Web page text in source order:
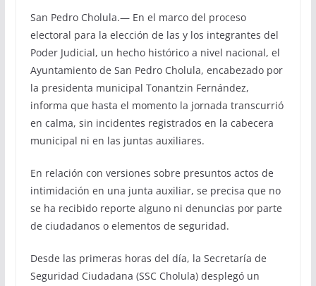
San Pedro Cholula.— En el marco del proceso
electoral para la elección de las y los integrantes del
Poder Judicial, un hecho histórico a nivel nacional, el
Ayuntamiento de San Pedro Cholula, encabezado por
la presidenta municipal Tonantzin Fernández,
informa que hasta el momento la jornada transcurrió
en calma, sin incidentes registrados en la cabecera
municipal ni en las juntas auxiliares.
En relación con versiones sobre presuntos actos de
intimidación en una junta auxiliar, se precisa que no
se ha recibido reporte alguno ni denuncias por parte
de ciudadanos o elementos de seguridad.
Desde las primeras horas del día, la Secretaría de
Seguridad Ciudadana (SSC Cholula) desplegó un